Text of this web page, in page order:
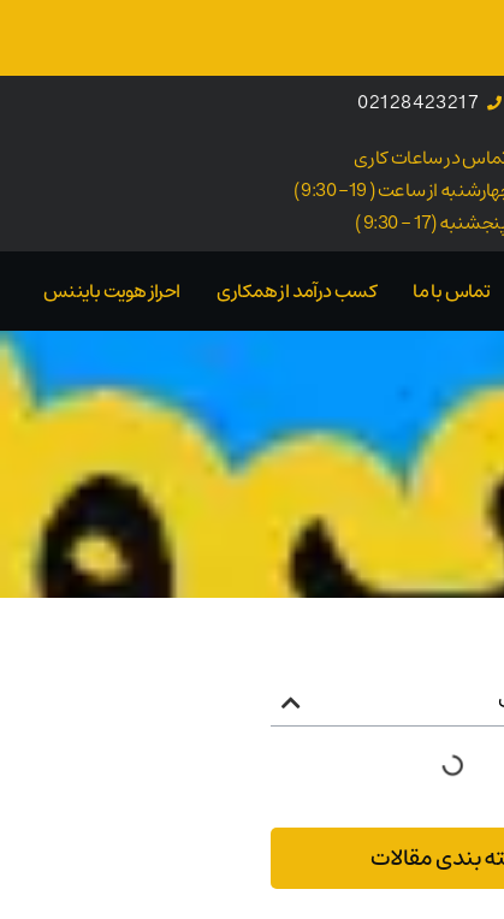
02128423217
در ساعات کاری
از ساعت ( 19- 9:30 )
(17 - 9:30 )
تماس با ما کسب درآمد از همکاری احراز هویت بایننس
بندی مقالات